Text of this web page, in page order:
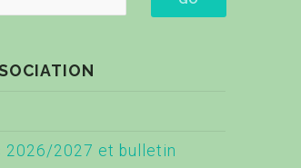
2026/2027 et bulletin